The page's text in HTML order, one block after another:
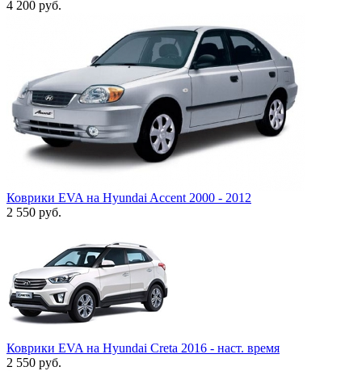
4 200 руб.
Коврики EVA на Hyundai Accent 2000 - 2012
2 550 руб.
Коврики EVA на Hyundai Creta 2016 - наст. время
2 550 руб.